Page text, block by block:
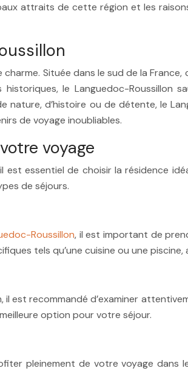
attraits de cette région et les
Située dans le sud de la
le Languedoc-Roussillon
nature, d’histoire ou de détente, le
de voyage inoubliables.
voyage
est essentiel de choisir la résidence
de séjours.
Roussillon, il est important de
tels qu’une cuisine ou une
est recommandé d’examiner
option pour votre séjour.
pleinement de votre voyage dans